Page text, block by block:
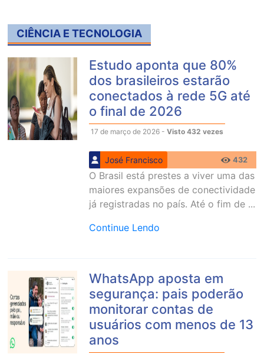
CIÊNCIA E TECNOLOGIA
Estudo aponta que 80%
dos brasileiros estarão
conectados à rede 5G até
o final de 2026
17 de março de 2026 -Visto 432 vezes
José Francisco 432
O Brasil está prestes a viver uma das
maiores expansões de conectividade
já registradas no país. Até o fim de ...
Continue Lendo
WhatsApp aposta em
segurança: pais poderão
monitorar contas de
usuários com menos de 13
anos